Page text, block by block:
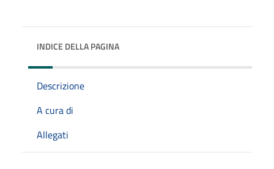
INDICE DELLA PAGINA
Descrizione
A cura di
Allegati